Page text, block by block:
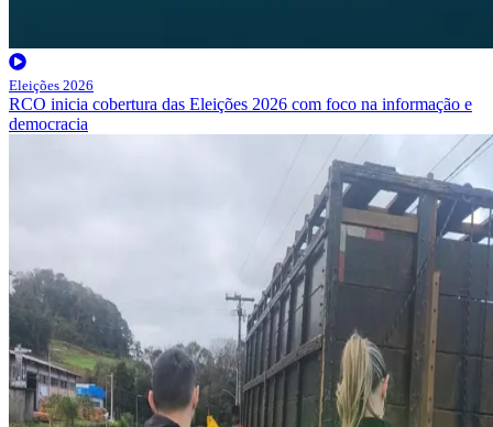
Eleições 2026
RCO inicia cobertura das Eleições 2026 com foco na informação e
democracia